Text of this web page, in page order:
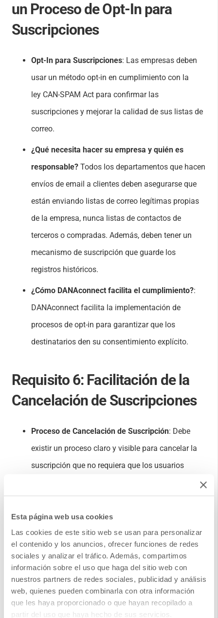
Esta página web usa cookies
Las cookies de este sitio web se usan para personalizar
el contenido y los anuncios, ofrecer funciones de redes
sociales y analizar el tráfico. Además, compartimos
información sobre el uso que haga del sitio web con
nuestros partners de redes sociales, publicidad y análisis
web, quienes pueden combinarla con otra información
que les haya proporcionado o que hayan recopilado a
partir del uso que haya hecho de sus servicios.
un Proceso de Opt-In para
Suscripciones
Opt-In para Suscripciones: Las empresas deben
usar un método opt-in en cumplimiento con la
ley CAN-SPAM Act para confirmar las
suscripciones y mejorar la calidad de sus listas de
correo.
¿Qué necesita hacer su empresa y quién es
responsable? Todos los departamentos que hacen
envíos de email a clientes deben asegurarse que
están enviando listas de correo legítimas propias
de la empresa, nunca listas de contactos de
terceros o compradas. Además, deben tener un
mecanismo de suscripción que guarde los
registros históricos.
¿Cómo DANAconnect facilita el cumplimiento?:
DANAconnect facilita la implementación de
procesos de opt-in para garantizar que los
destinatarios den su consentimiento explícito.
Requisito 6: Facilitación de la
Cancelación de Suscripciones
Proceso de Cancelación de Suscripción: Debe
existir un proceso claro y visible para cancelar la
suscripción que no requiera que los usuarios
¿Qué necesita hacer su empresa y quién es
responsable? Su departamento de tecnología y
seguridad debe asegurarse de que su plataforma
de envío cumpla con los requisitos técnicos
mínimos.
¿Cómo DANAconnect facilita el cumplimiento?